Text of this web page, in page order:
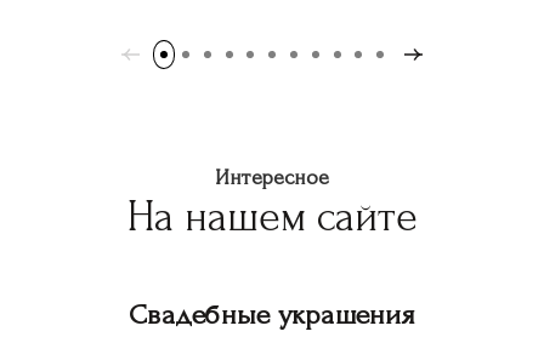
Интересное
На нашем сайте
Свадебные украшения